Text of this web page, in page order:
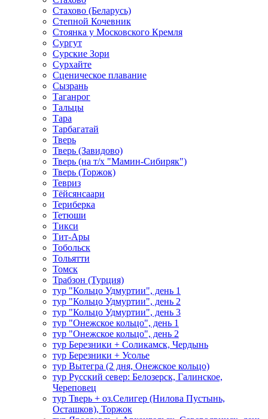
Стахово (Беларусь)
Степной Кочевник
Стоянка у Московского Кремля
Сургут
Сурские Зори
Сурхайте
Сценическое плавание
Сызрань
Таганрог
Тальцы
Тара
Тарбагатай
Тверь
Тверь (Завидово)
Тверь (на т/х "Мамин-Сибиряк")
Тверь (Торжок)
Тевриз
Тёйсянсаари
Териберка
Тетюши
Тикси
Тит-Ары
Тобольск
Тольятти
Томск
Трабзон (Турция)
тур "Кольцо Удмуртии", день 1
тур "Кольцо Удмуртии", день 2
тур "Кольцо Удмуртии", день 3
тур "Онежское кольцо", день 1
тур "Онежское кольцо", день 2
тур Березники + Соликамск, Чердынь
тур Березники + Усолье
тур Вытегра (2 дня, Онежское кольцо)
тур Русский север: Белозерск, Галинское,
Череповец
тур Тверь + оз.Селигер (Нилова Пустынь,
Осташков), Торжок